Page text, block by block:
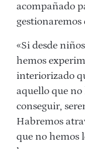
acompañado
gestionaremos
«Si desde
hemos
interiorizado
aquello que no
conseguir,
Habremos
que no hemos